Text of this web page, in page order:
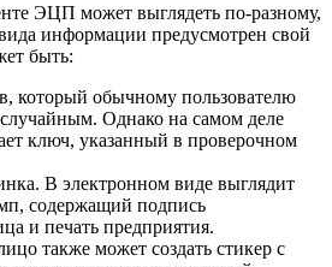
ЭЦП может выглядеть по-разному,
информации предусмотрен свой
быть:
который обычному пользователю
Однако на самом деле
ключ, указанный в проверочном
В электронном виде выглядит
содержащий подпись
и печать предприятия.
также может создать стикер с